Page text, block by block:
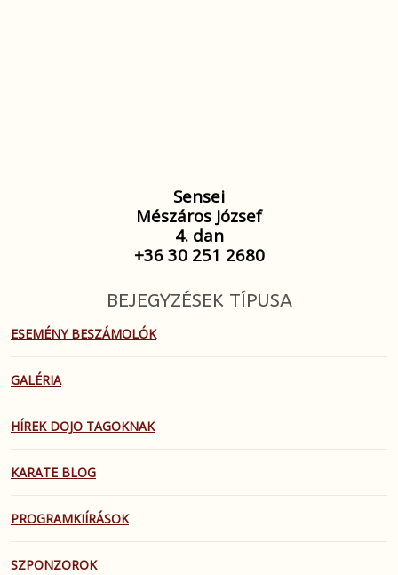
Sensei
Mészáros József
4. dan
+36 30 251 2680
BEJEGYZÉSEK TÍPUSA
ESEMÉNY BESZÁMOLÓK
GALÉRIA
HÍREK DOJO TAGOKNAK
KARATE BLOG
PROGRAMKIÍRÁSOK
SZPONZOROK